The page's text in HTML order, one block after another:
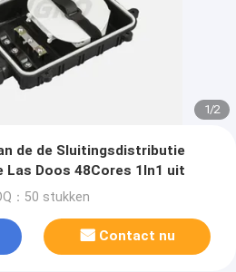
1/2
de de Sluitingsdistributie
Las Doos 48Cores 1In1 uit
：50 stukken
Contact nu